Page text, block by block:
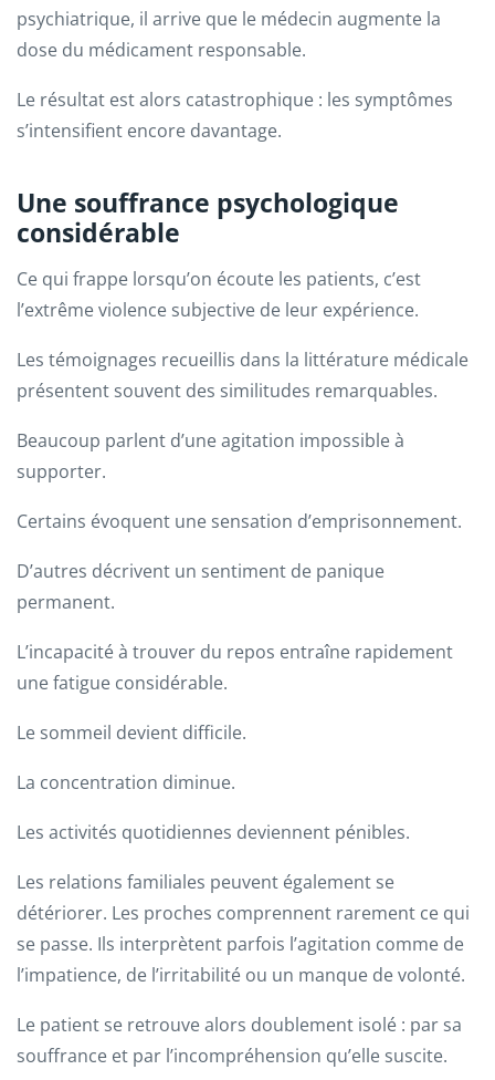
psychiatrique, il arrive que le médecin augmente la
dose du médicament responsable.
Le résultat est alors catastrophique : les symptômes
s’intensifient encore davantage.
Une souffrance psychologique
considérable
Ce qui frappe lorsqu’on écoute les patients, c’est
l’extrême violence subjective de leur expérience.
Les témoignages recueillis dans la littérature médicale
présentent souvent des similitudes remarquables.
Beaucoup parlent d’une agitation impossible à
supporter.
Certains évoquent une sensation d’emprisonnement.
D’autres décrivent un sentiment de panique
permanent.
L’incapacité à trouver du repos entraîne rapidement
une fatigue considérable.
Le sommeil devient difficile.
La concentration diminue.
Les activités quotidiennes deviennent pénibles.
Les relations familiales peuvent également se
détériorer. Les proches comprennent rarement ce qui
se passe. Ils interprètent parfois l’agitation comme de
l’impatience, de l’irritabilité ou un manque de volonté.
Le patient se retrouve alors doublement isolé : par sa
souffrance et par l’incompréhension qu’elle suscite.